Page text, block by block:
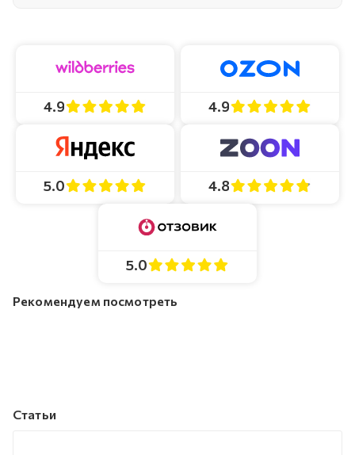
4.9 4.9
5.0 4.8
5.0
Рекомендуем посмотреть
Статьи